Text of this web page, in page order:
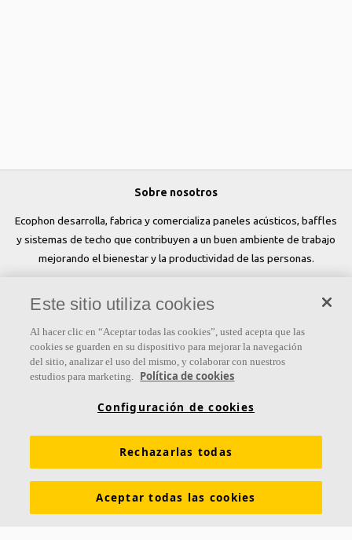
Sobre nosotros
Ecophon desarrolla, fabrica y comercializa paneles acústicos, baffles
y sistemas de techo que contribuyen a un buen ambiente de trabajo
mejorando el bienestar y la productividad de las personas.
Links
Herramientas y servicios Propiedades funcionales
Glosario Sostenibilidad Ventilación Difusa
Este sitio utiliza cookies
Al hacer clic en “Aceptar todas las cookies”, usted acepta que las
cookies se guarden en su dispositivo para mejorar la navegación
del sitio, analizar el uso del mismo, y colaborar con nuestros
estudios para marketing. Política de cookies
Configuración de cookies
Rechazarlas todas
Aceptar todas las cookies